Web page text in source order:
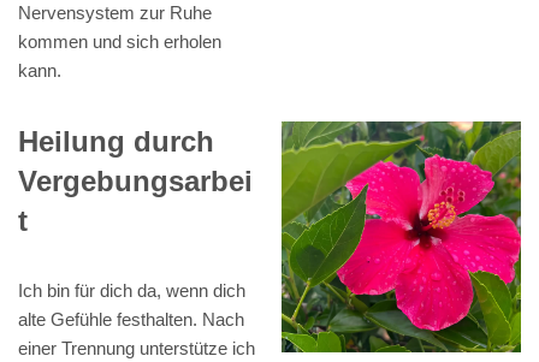
Nervensystem zur Ruhe
kommen und sich erholen
kann.
Heilung durch
Vergebungsarbei
t
Ich bin für dich da, wenn dich
alte Gefühle festhalten. Nach
einer Trennung unterstütze ich